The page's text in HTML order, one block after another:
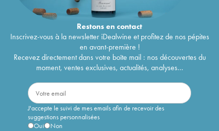
Restons encontact
Inscrivez-vous à la newsletter iDealwine et profitez de nos pépites
en avant-première !
Recevez directement dans votre boîte mail : nos découvertes du
moment, ventes exclusives, actualités, analyses...
J'accepte le suivi de mes emails afin de recevoir des
suggestions personnalisées
Oui
Non